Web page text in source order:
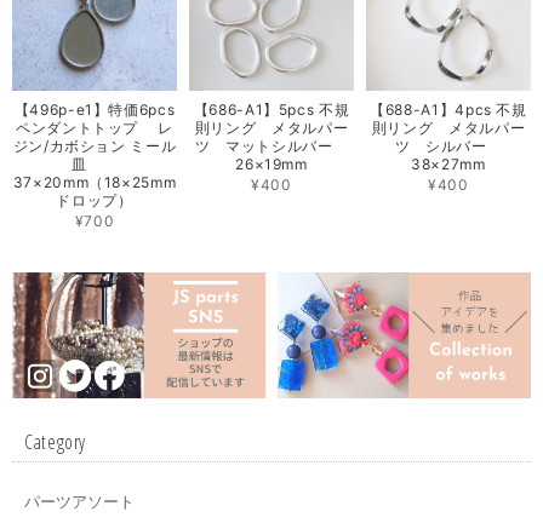
【496p-e1】特価6pcs
ペンダントトップ レ
ジン/カボション ミール
皿
37×20mm（18×25mm
ドロップ）
¥700
【686-A1】5pcs 不規
則リング メタルパー
ツ マットシルバー
26×19mm
¥400
【688-A1】4pcs 不規
則リング メタルパー
ツ シルバー
38×27mm
¥400
Category
パーツアソート